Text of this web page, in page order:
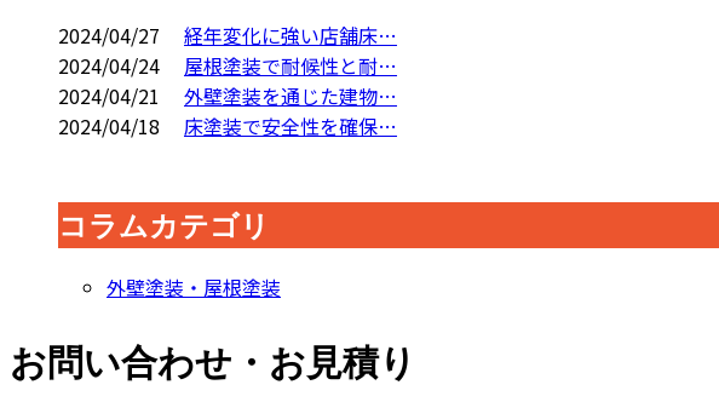
2024/04/27
経年変化に強い店舗床…
2024/04/24
屋根塗装で耐候性と耐…
2024/04/21
外壁塗装を通じた建物…
2024/04/18
床塗装で安全性を確保…
コラムカテゴリ
外壁塗装・屋根塗装
お問い合わせ・お見積り